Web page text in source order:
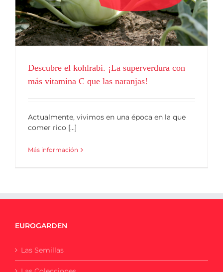
Descubre el kohlrabi. ¡La superverdura con
más vitamina C que las naranjas!
Actualmente, vivimos en una época en la que
comer rico [...]
Más información
EUROGARDEN
Las Semillas